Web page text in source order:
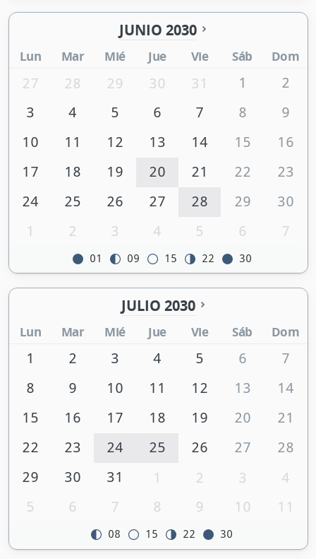
JUNIO 2030
Lun Mar Mié Jue Vie Sáb Dom
27 28 29 30 31 1
2
3
4 5 6 7 8
9
10
11 12 13 14 15
16
17
18 19 20 21 22
23
24
25 26 27 28 29
30
1
2 3 4 5 6 7
01 09 15 22 30
JULIO 2030
Lun Mar Mié Jue Vie Sáb Dom
1 2 3 4 5 6
7
8
9 10 11 12 13
14
15
16 17 18 19 20
21
22
23 24 25 26 27
28
29
30 31 1 2 3
4
5
6 7 8 9 10 11
08 15 22 30